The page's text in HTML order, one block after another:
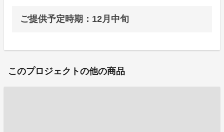
ご提供予定時期：12月中旬
このプロジェクトの他の商品